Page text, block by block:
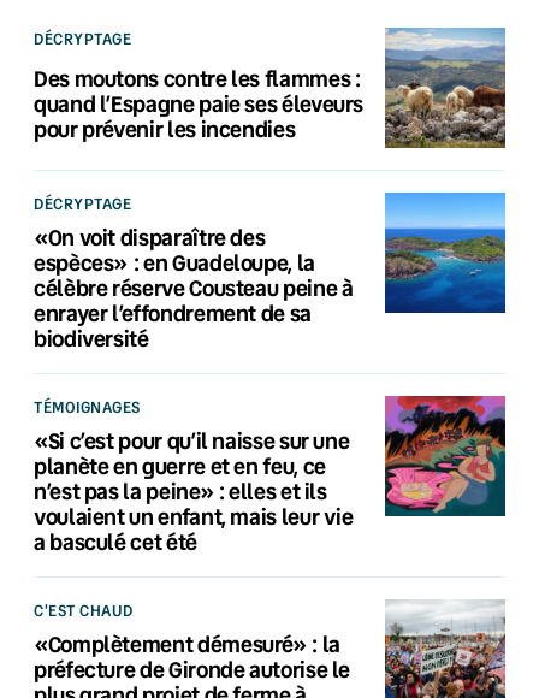
DÉCRYPTAGE
Des moutons contre les flammes :
quand l’Espagne paie ses éleveurs
pour prévenir les incendies
DÉCRYPTAGE
«On voit disparaître des
espèces» : en Guadeloupe, la
célèbre réserve Cousteau peine à
enrayer l’effondrement de sa
biodiversité
TÉMOIGNAGES
«Si c’est pour qu’il naisse sur une
planète en guerre et en feu, ce
n’est pas la peine» : elles et ils
voulaient un enfant, mais leur vie
a basculé cet été
C'EST CHAUD
«Complètement démesuré» : la
préfecture de Gironde autorise le